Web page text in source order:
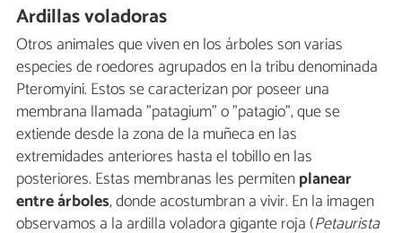
Ardillas voladoras
Otros animales que viven en los árboles son varias
especies de roedores agrupados en la tribu denominada
Pteromyini. Estos se caracterizan por poseer una
membrana llamada "patagium" o "patagio", que se
extiende desde la zona de la muñeca en las
extremidades anteriores hasta el tobillo en las
posteriores. Estas membranas les permitenplanear
entre árboles, donde acostumbran a vivir. En la imagen
observamos a la ardilla voladora gigante roja (Petaurista